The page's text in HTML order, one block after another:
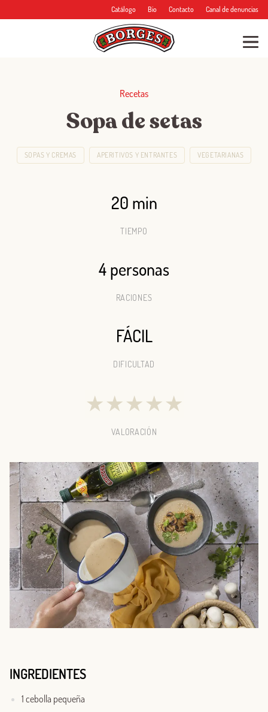
Catálogo Bio Contacto Canal de denuncias
Recetas
Sopa de setas
SOPAS Y CREMAS APERITIVOS Y ENTRANTES VEGETARIANAS
20 min
TIEMPO
4 personas
RACIONES
FÁCIL
DIFICULTAD
★★★★★
VALORACIÓN
INGREDIENTES
1 cebolla pequeña